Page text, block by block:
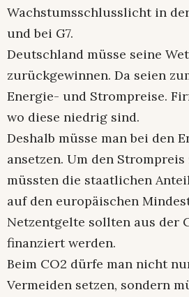
Wachstumsschlusslicht in
und bei G7.
Deutschland müsse seine
zurückgewinnen. Da seien
Energie- und Strompreise.
wo diese niedrig sind.
Deshalb müsse man bei den
ansetzen. Um den Strompreis
müssten die staatlichen
auf den europäischen
Netzentgelte sollten aus der
finanziert werden.
Beim CO2 dürfe man nicht
Vermeiden setzen, sondern